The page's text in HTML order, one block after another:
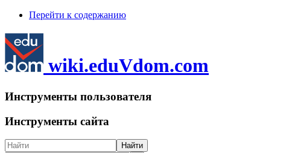
Перейти к содержанию
wiki.eduVdom.com
Инструменты пользователя
Инструменты сайта
Найти